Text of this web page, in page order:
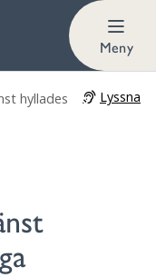
Meny
hyllades
Lyssna